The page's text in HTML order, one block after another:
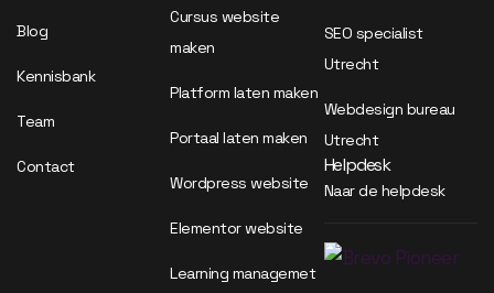
Blog
Kennisbank
Team
Contact
Cursus website
maken
Platform laten maken
Portaal laten maken
Wordpress website
Elementor website
Learning managemet
SEO specialist
Utrecht
Webdesign bureau
Utrecht
Helpdesk
Naar de helpdesk